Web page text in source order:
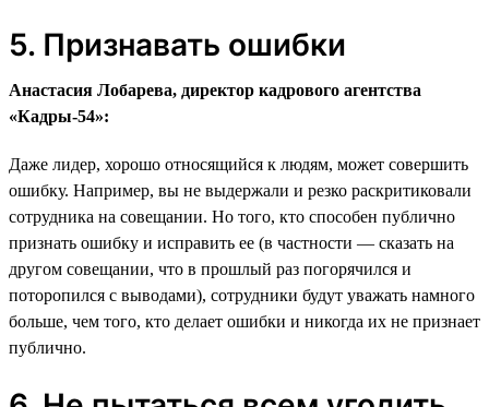
5. Признавать ошибки
Анастасия Лобарева, директор кадрового агентства
«Кадры-54»:
Даже лидер, хорошо относящийся к людям, может совершить
ошибку. Например, вы не выдержали и резко раскритиковали
сотрудника на совещании. Но того, кто способен публично
признать ошибку и исправить ее (в частности — сказать на
другом совещании, что в прошлый раз погорячился и
поторопился с выводами), сотрудники будут уважать намного
больше, чем того, кто делает ошибки и никогда их не признает
публично.